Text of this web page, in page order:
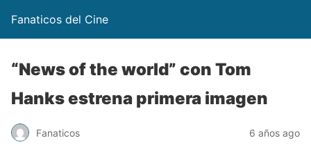
Fanaticos del Cine
“News of the world” con Tom
Hanks estrena primera imagen
Fanaticos 6 años ago